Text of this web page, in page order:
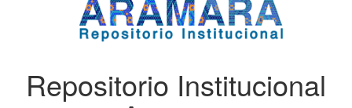
Repositorio Institucional